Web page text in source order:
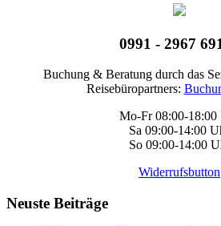
0991 - 2967
Buchung & Beratung durch das
Reisebüropartners:
Mo-Fr 08:00-18:00
Sa 09:00-14:00
So 09:00-14:00
Widerrufsbutton
Neuste Beiträge